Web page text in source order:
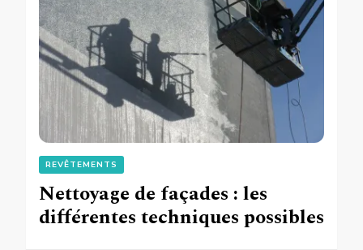
REVÊTEMENTS
Nettoyage de façades : les
différentes techniques possibles